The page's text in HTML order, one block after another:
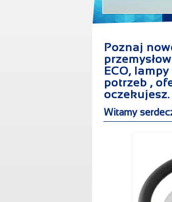
Poznaj
ECO,
potrzeb ,
oczekujesz.
Witamy